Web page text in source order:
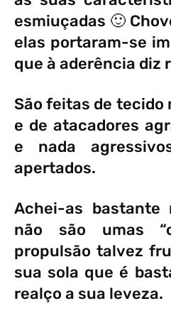
esmiuçadas 🙂
elas portaram-se
que à aderência diz
São feitas de
e de atacadores
e nada
apertados.
Achei-as bastante
não são umas
propulsão talvez
sua sola que é
realço a sua leveza.